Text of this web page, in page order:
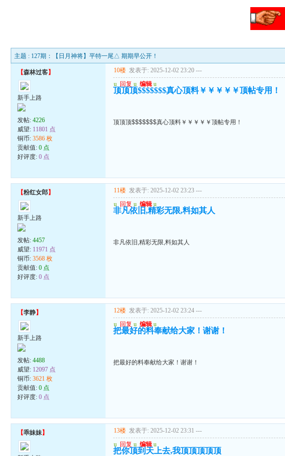
主题 : 127期：【日月神将】平特一尾△ 期期早公开！
【森林过客】
新手上路
发帖:4226
威望: 11801 点
铜币:3586 枚
贡献值:0 点
好评度:0 点
10楼 发表于: 2025-12-02 23:20 ---
u 回复 u 编辑 u
顶顶顶$$$$$$$真心顶料￥￥￥￥￥顶帖专用！
顶顶顶$$$$$$$真心顶料￥￥￥￥￥顶帖专用！
【粉红女郎】
新手上路
发帖:4457
威望: 11971 点
铜币:3568 枚
贡献值:0 点
好评度:0 点
11楼 发表于: 2025-12-02 23:23 ---
u 回复 u 编辑 u
非凡依旧,精彩无限,料如其人
非凡依旧,精彩无限,料如其人
【李静】
新手上路
发帖:4488
威望: 12097 点
铜币:3621 枚
贡献值:0 点
好评度:0 点
12楼 发表于: 2025-12-02 23:24 ---
u 回复 u 编辑 u
把最好的料奉献给大家！谢谢！
把最好的料奉献给大家！谢谢！
【乖妹妹】 13楼 发表于: 2025-12-02 23:31 ---
u 回复 u 编辑 u
把你顶到天上去,我顶顶顶顶顶